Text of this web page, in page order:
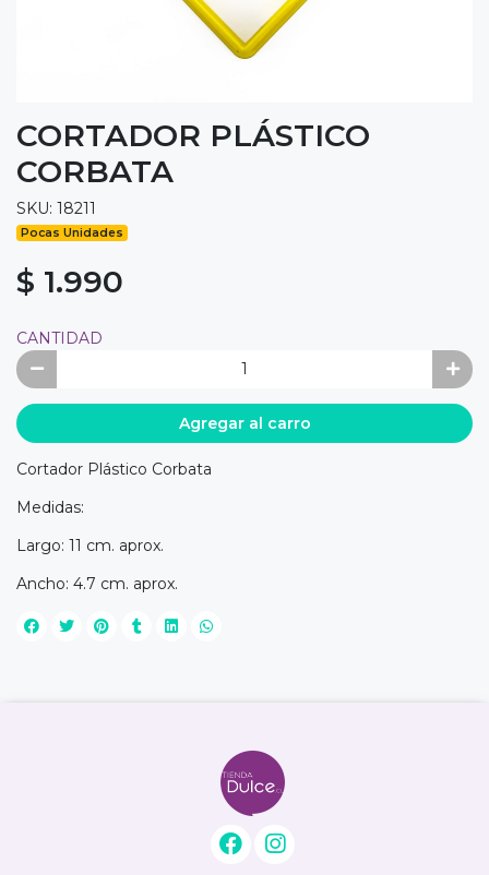
CORTADOR PLÁSTICO
CORBATA
SKU: 18211
Pocas Unidades
$ 1.990
CANTIDAD
Agregar al carro
Cortador Plástico Corbata
Medidas:
Largo: 11 cm. aprox.
Ancho: 4.7 cm. aprox.